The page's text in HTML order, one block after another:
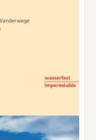
Oder man stoppt
der Altmann ragt
sind so früh
Auf dem Eggen
die Sonne
laden zum
ein, bevor es